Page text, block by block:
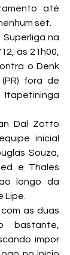
até
set.
na
às 21h00,
o Denk
fora de
Itapetininga
Dal Zotto
inicial
Souza,
e Thales
longo da
Lipe.
as duas
bastante,
impor